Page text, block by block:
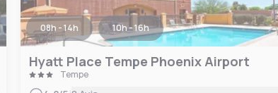
08h - 14h 10h - 16h
Hyatt Place Tempe Phoenix Airport
Tempe